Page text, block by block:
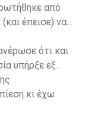
από
έπεισε) να
ότι και
υπήρξε εξ
κι έχω